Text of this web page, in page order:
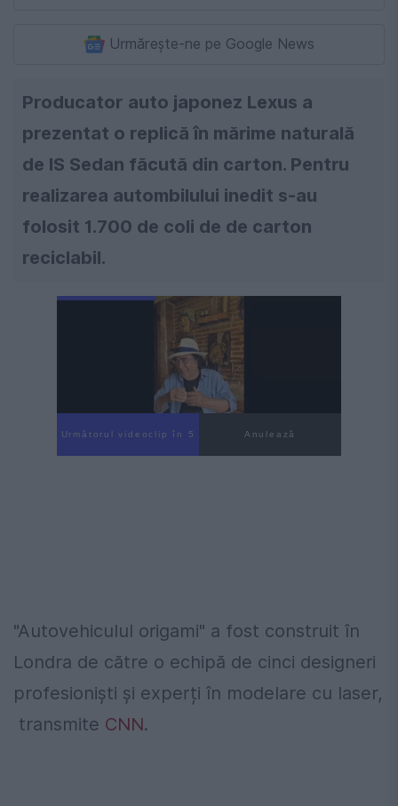
Urmărește-ne pe Google News
Producator auto japonez Lexus a
prezentat o replică în mărime naturală
de IS Sedan făcută din carton. Pentru
realizarea autombilului inedit s-au
folosit 1.700 de coli de de carton
reciclabil.
Următorul videoclip în 4 Anulează
"Autovehiculul origami" a fost construit în
Londra de către o echipă de cinci designeri
profesioniști și experți în modelare cu laser,
transmite CNN.